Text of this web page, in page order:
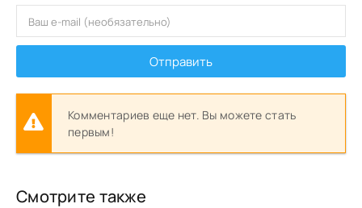
Отправить
Комментариев еще нет. Вы можете стать
первым!
Смотрите также